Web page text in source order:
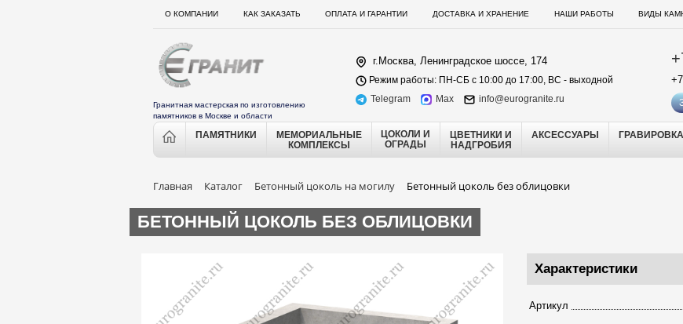
О КОМПАНИИ КАК ЗАКАЗАТЬ ОПЛАТА И ГАРАНТИИ ДОСТАВКА И ХРАНЕНИЕ НАШИ РАБОТЫ ВИДЫ
Гранитная мастерская по изготовлению
памятников в Москве и области
г.Москва, Ленинградское шоссе, 174
Режим работы: ПН-СБ с 10:00 до 17:00, ВС - выходной
Telegram
Max info@eurogranite.ru
ПАМЯТНИКИ
МЕМОРИАЛЬНЫЕ
КОМПЛЕКСЫ
ЦОКОЛИ И
ОГРАДЫ
ЦВЕТНИКИ И
НАДГРОБИЯ
АКСЕССУАРЫ ГРАВИРОВКА
Главная Каталог Бетонный цоколь на могилу Бетонный цоколь без облицовки
БЕТОННЫЙ ЦОКОЛЬ БЕЗ ОБЛИЦОВКИ
Характеристики
Артикул